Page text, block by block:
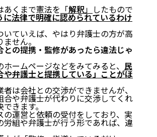
あくまで憲法を 「解釈」 したもので
に法律で明確に認められているわけ
いていえば、やはり弁護士の方が高
ません。
の提携・監修があったら違法じゃ
ームページなどをみてみると、 民
や弁護士と提携している」ことがほ
は会社との交渉ができませんが、
合や弁護士が代わりに交渉してくれ
できます。
の運営と依頼の受付をしており、実
労組や弁護士が行う形であれば、違